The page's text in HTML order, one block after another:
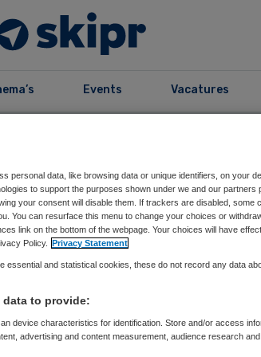
Events Vacatures
personal data, like browsing data or unique identifiers, on your
to support the purposes shown under we and our partners
your consent will disable them. If trackers are disabled, some
You can resurface this menu to change your choices or
link on the bottom of the webpage. Your choices will have
Policy. Privacy Statement
essential and statistical cookies, these do not record any data
data to provide:
device characteristics for identification. Store and/or access
advertising and content measurement, audience research